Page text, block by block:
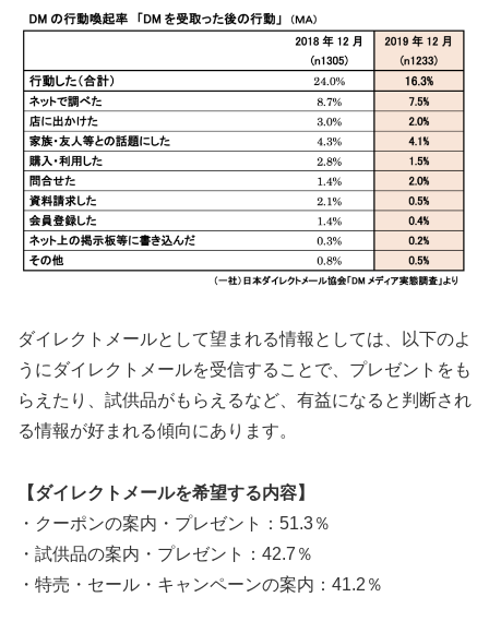
ダイレクトメールとして望まれる情報としては、以下のよ
うにダイレクトメールを受信することで、プレゼントをも
らえたり、試供品がもらえるなど、有益になると判断され
る情報が好まれる傾向にあります。
【ダイレクトメールを希望する内容】
・クーポンの案内・プレゼント：51.3％
・試供品の案内・プレゼント：42.7％
・特売・セール・キャンペーンの案内：41.2％